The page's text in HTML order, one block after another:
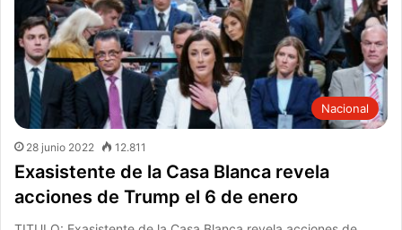
Nacional
28 junio 2022 12.811
Exasistente de la Casa Blanca revela
acciones de Trump el 6 de enero